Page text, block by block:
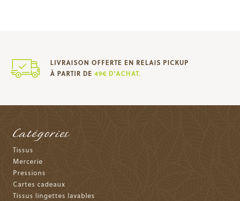
LIVRAISON OFFERTE EN RELAIS PICKUP
À PARTIR DE 49€ D'ACHAT.
Catégories
Tissus
Mercerie
Pressions
Cartes cadeaux
Tissus lingettes lavables